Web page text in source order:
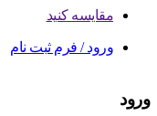
مقایسه کنید
ورود / فرم ثبت نام
ورود